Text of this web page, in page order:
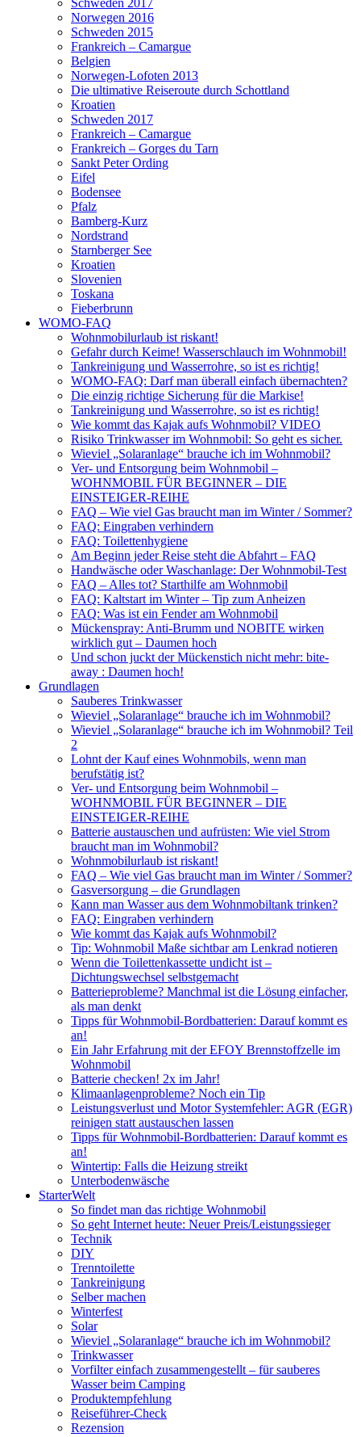
Norwegen 2016
Schweden 2015
Frankreich – Camargue
Belgien
Norwegen-Lofoten 2013
Die ultimative Reiseroute durch Schottland
Kroatien
Schweden 2017
Frankreich – Camargue
Frankreich – Gorges du Tarn
Sankt Peter Ording
Eifel
Bodensee
Pfalz
Bamberg-Kurz
Nordstrand
Starnberger See
Kroatien
Slovenien
Toskana
Fieberbrunn
WOMO-FAQ
Wohnmobilurlaub ist riskant!
Gefahr durch Keime! Wasserschlauch im Wohnmobil!
Tankreinigung und Wasserrohre, so ist es richtig!
WOMO-FAQ: Darf man überall einfach übernachten?
Die einzig richtige Sicherung für die Markise!
Tankreinigung und Wasserrohre, so ist es richtig!
Wie kommt das Kajak aufs Wohnmobil? VIDEO
Risiko Trinkwasser im Wohnmobil: So geht es sicher.
Wieviel „Solaranlage“ brauche ich im Wohnmobil?
Ver- und Entsorgung beim Wohnmobil –
WOHNMOBIL FÜR BEGINNER – DIE
EINSTEIGER-REIHE
FAQ – Wie viel Gas braucht man im Winter / Sommer?
FAQ: Eingraben verhindern
FAQ: Toilettenhygiene
Am Beginn jeder Reise steht die Abfahrt – FAQ
Handwäsche oder Waschanlage: Der Wohnmobil-Test
FAQ – Alles tot? Starthilfe am Wohnmobil
FAQ: Kaltstart im Winter – Tip zum Anheizen
FAQ: Was ist ein Fender am Wohnmobil
Mückenspray: Anti-Brumm und NOBITE wirken
wirklich gut – Daumen hoch
Und schon juckt der Mückenstich nicht mehr: bite-
away : Daumen hoch!
Grundlagen
Sauberes Trinkwasser
Wieviel „Solaranlage“ brauche ich im Wohnmobil?
Wieviel „Solaranlage“ brauche ich im Wohnmobil? Teil
2
Lohnt der Kauf eines Wohnmobils, wenn man
berufstätig ist?
Ver- und Entsorgung beim Wohnmobil –
WOHNMOBIL FÜR BEGINNER – DIE
EINSTEIGER-REIHE
Batterie austauschen und aufrüsten: Wie viel Strom
braucht man im Wohnmobil?
Wohnmobilurlaub ist riskant!
FAQ – Wie viel Gas braucht man im Winter / Sommer?
Gasversorgung – die Grundlagen
Kann man Wasser aus dem Wohnmobiltank trinken?
FAQ: Eingraben verhindern
Wie kommt das Kajak aufs Wohnmobil?
Tip: Wohnmobil Maße sichtbar am Lenkrad notieren
Wenn die Toilettenkassette undicht ist –
Dichtungswechsel selbstgemacht
Batterieprobleme? Manchmal ist die Lösung einfacher,
als man denkt
Tipps für Wohnmobil-Bordbatterien: Darauf kommt es
an!
Ein Jahr Erfahrung mit der EFOY Brennstoffzelle im
Wohnmobil
Batterie checken! 2x im Jahr!
Klimaanlagenprobleme? Noch ein Tip
Leistungsverlust und Motor Systemfehler: AGR (EGR)
reinigen statt austauschen lassen
Tipps für Wohnmobil-Bordbatterien: Darauf kommt es
an!
Wintertip: Falls die Heizung streikt
Unterbodenwäsche
StarterWelt
So findet man das richtige Wohnmobil
So geht Internet heute: Neuer Preis/Leistungssieger
Technik
DIY
Trenntoilette
Tankreinigung
Selber machen
Winterfest
Solar
Wieviel „Solaranlage“ brauche ich im Wohnmobil?
Trinkwasser
Vorfilter einfach zusammengestellt – für sauberes
Wasser beim Camping
Produktempfehlung
Reiseführer-Check
Rezension